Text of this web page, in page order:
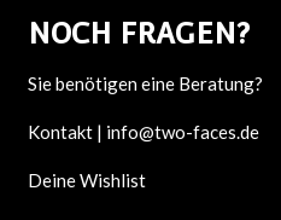
NOCH FRAGEN?
Sie benötigen eine Beratung?
Kontakt | info@two-faces.de
Deine Wishlist